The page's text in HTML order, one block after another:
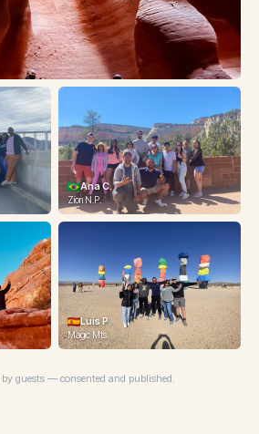
Ana C.
Zion N.P.
Luis P.
Magic Mts.
by guests — consented and published.